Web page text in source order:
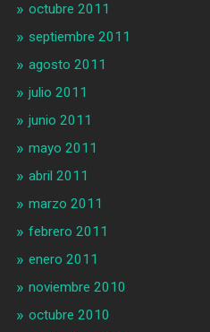
octubre 2011
septiembre 2011
agosto 2011
julio 2011
junio 2011
mayo 2011
abril 2011
marzo 2011
febrero 2011
enero 2011
noviembre 2010
octubre 2010